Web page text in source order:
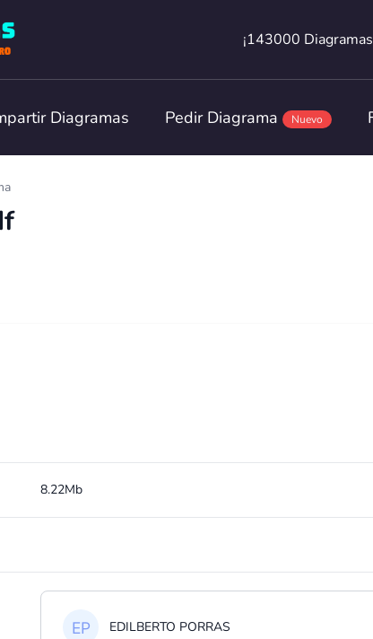
¡143000
¡143000
Diagramas Pedir Diagrama Nuevo
8.22Mb
EDILBERTO PORRAS